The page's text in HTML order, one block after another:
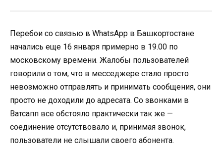
Перебои со связью в WhatsApp в Башкортостане
начались еще 16 января примерно в 19.00 по
московскому времени. Жалобы пользователей
говорили о том, что в месседжере стало просто
невозможно отправлять и принимать сообщения, они
просто не доходили до адресата. Со звонками в
Ватсапп все обстояло практически так же —
соединение отсутствовало и, принимая звонок,
пользователи не слышали своего абонента.